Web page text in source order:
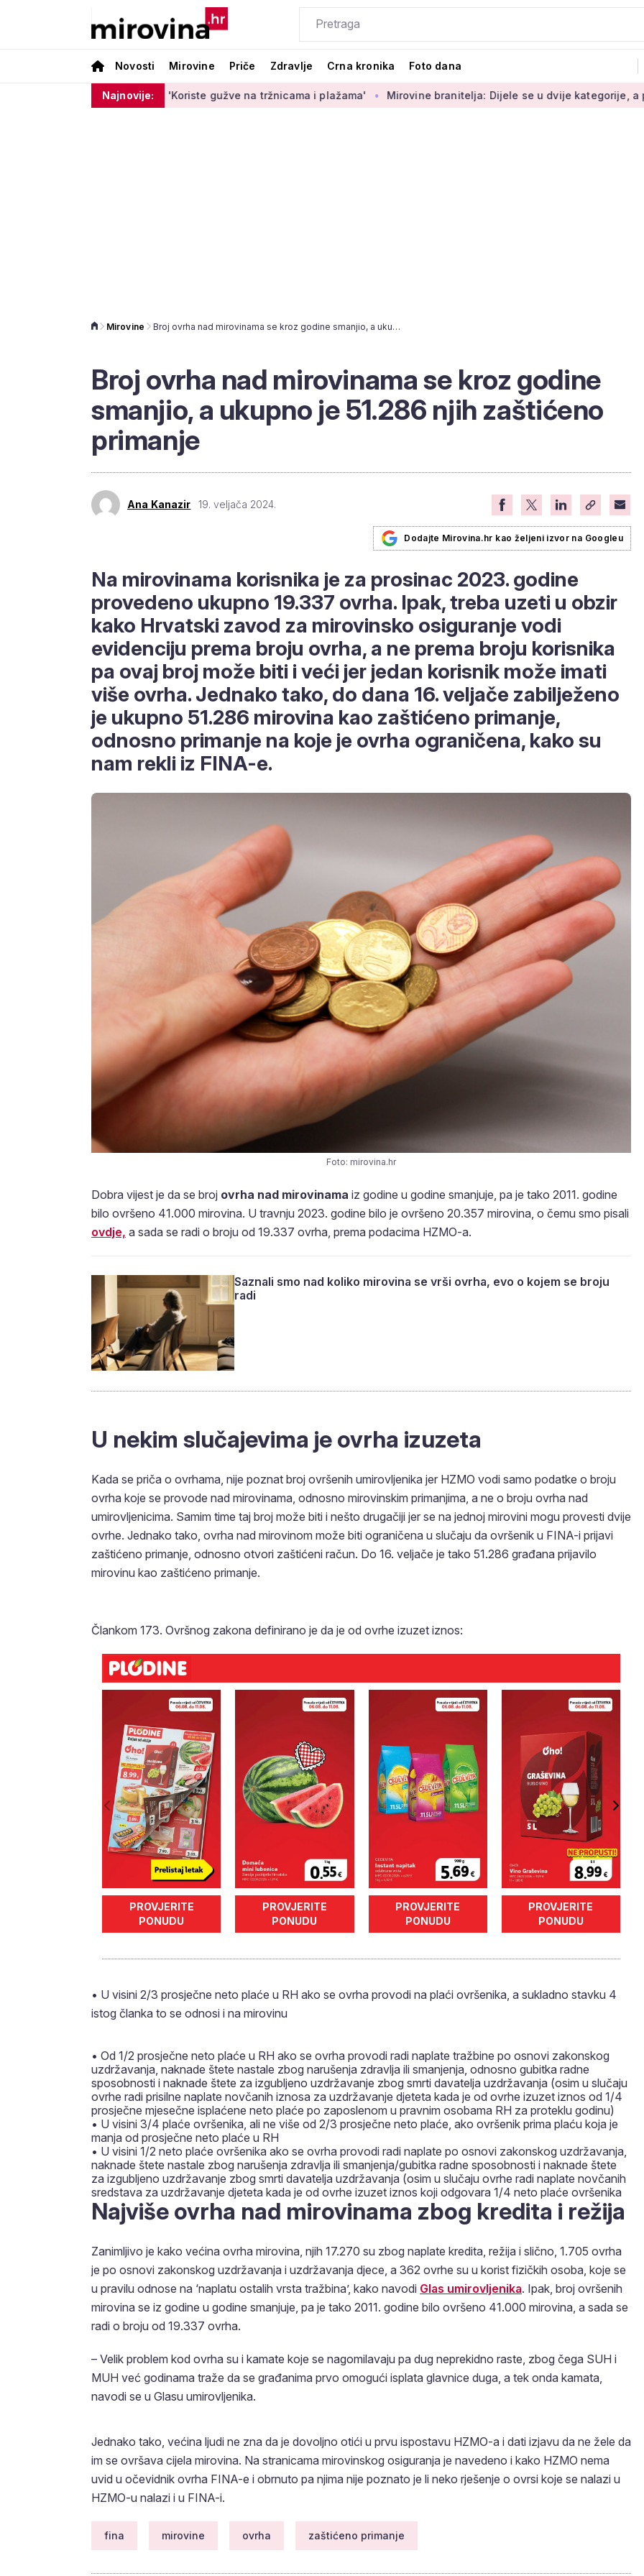
Novosti Mirovine Priče Zdravlje Crna kronika Foto dana
Najnovije:
na meti lopova: 'Koriste gužve na tržnicama i plažama' Mirovine branitelja: Dijele se u dvije kategorije, a prima ih oko
Mirovine Broj ovrha nad mirovinama se kroz godine smanjio, a ukupno je 51.286 njih zaštićeno primanje
Broj ovrha nad mirovinama se kroz godine
smanjio, a ukupno je 51.286 njih zaštićeno
primanje
Ana Kanazir 19. veljača 2024.
Dodajte Mirovina.hr kao željeni izvor na Googleu
Na mirovinama korisnika je za prosinac 2023. godine
provedeno ukupno 19.337 ovrha. Ipak, treba uzeti u obzir
kako Hrvatski zavod za mirovinsko osiguranje vodi
evidenciju prema broju ovrha, a ne prema broju korisnika
pa ovaj broj može biti i veći jer jedan korisnik može imati
više ovrha. Jednako tako, do dana 16. veljače zabilježeno
je ukupno 51.286 mirovina kao zaštićeno primanje,
odnosno primanje na koje je ovrha ograničena, kako su
nam rekli iz FINA-e.
Foto: mirovina.hr
Dobra vijest je da se broj ovrha nad mirovinama iz godine u godine smanjuje, pa je tako 2011. godine
bilo ovršeno 41.000 mirovina. U travnju 2023. godine bilo je ovršeno 20.357 mirovina, o čemu smo pisali
ovdje, a sada se radi o broju od 19.337 ovrha, prema podacima HZMO-a.
Saznali smo nad koliko mirovina se vrši ovrha, evo o kojem se broju
radi
U nekim slučajevima je ovrha izuzeta
Kada se priča o ovrhama, nije poznat broj ovršenih umirovljenika jer HZMO vodi samo podatke o broju
ovrha koje se provode nad mirovinama, odnosno mirovinskim primanjima, a ne o broju ovrha nad
umirovljenicima. Samim time taj broj može biti i nešto drugačiji jer se na jednoj mirovini mogu provesti dvije
ovrhe. Jednako tako, ovrha nad mirovinom može biti ograničena u slučaju da ovršenik u FINA-i prijavi
zaštićeno primanje, odnosno otvori zaštićeni račun. Do 16. veljače je tako 51.286 građana prijavilo
mirovinu kao zaštićeno primanje.
Člankom 173. Ovršnog zakona definirano je da je od ovrhe izuzet iznos:
PROVJERITE
PONUDU
PROVJERITE
PONUDU
PROVJERITE
PONUDU
PROVJERITE
PONUDU
• U visini 2/3 prosječne neto plaće u RH ako se ovrha provodi na plaći ovršenika, a sukladno stavku 4
istog članka to se odnosi i na mirovinu
• Od 1/2 prosječne neto plaće u RH ako se ovrha provodi radi naplate tražbine po osnovi zakonskog
uzdržavanja, naknade štete nastale zbog narušenja zdravlja ili smanjenja, odnosno gubitka radne
sposobnosti i naknade štete za izgubljeno uzdržavanje zbog smrti davatelja uzdržavanja (osim u slučaju
ovrhe radi prisilne naplate novčanih iznosa za uzdržavanje djeteta kada je od ovrhe izuzet iznos od 1/4
prosječne mjesečne isplaćene neto plaće po zaposlenom u pravnim osobama RH za proteklu godinu)
• U visini 3/4 plaće ovršenika, ali ne više od 2/3 prosječne neto plaće, ako ovršenik prima plaću koja je
manja od prosječne neto plaće u RH
• U visini 1/2 neto plaće ovršenika ako se ovrha provodi radi naplate po osnovi zakonskog uzdržavanja,
naknade štete nastale zbog narušenja zdravlja ili smanjenja/gubitka radne sposobnosti i naknade štete
za izgubljeno uzdržavanje zbog smrti davatelja uzdržavanja (osim u slučaju ovrhe radi naplate novčanih
sredstava za uzdržavanje djeteta kada je od ovrhe izuzet iznos koji odgovara 1/4 neto plaće ovršenika
Najviše ovrha nad mirovinama zbog kredita i režija
Zanimljivo je kako većina ovrha mirovina, njih 17.270 su zbog naplate kredita, režija i slično, 1.705 ovrha
je po osnovi zakonskog uzdržavanja i uzdržavanja djece, a 362 ovrhe su u korist fizičkih osoba, koje se
u pravilu odnose na ‘naplatu ostalih vrsta tražbina’, kako navodi Glas umirovljenika. Ipak, broj ovršenih
mirovina se iz godine u godine smanjuje, pa je tako 2011. godine bilo ovršeno 41.000 mirovina, a sada se
radi o broju od 19.337 ovrha.
– Velik problem kod ovrha su i kamate koje se nagomilavaju pa dug neprekidno raste, zbog čega SUH i
MUH već godinama traže da se građanima prvo omogući isplata glavnice duga, a tek onda kamata,
navodi se u Glasu umirovljenika.
Jednako tako, većina ljudi ne zna da je dovoljno otići u prvu ispostavu HZMO-a i dati izjavu da ne žele da
im se ovršava cijela mirovina. Na stranicama mirovinskog osiguranja je navedeno i kako HZMO nema
uvid u očevidnik ovrha FINA-e i obrnuto pa njima nije poznato je li neko rješenje o ovrsi koje se nalazi u
HZMO-u nalazi i u FINA-i.
fina mirovine ovrha zaštićeno primanje